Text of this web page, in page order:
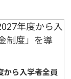
から入学者全員